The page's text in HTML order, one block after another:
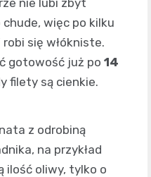
chude, więc po kilku
się włókniste.
gotowość już po 14
filety są cienkie.
z odrobiną
na przykład
ilość oliwy, tylko o